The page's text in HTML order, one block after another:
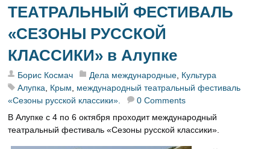
ТЕАТРАЛЬНЫЙ ФЕСТИВАЛЬ
«СЕЗОНЫ РУССКОЙ
КЛАССИКИ» в Алупке
Борис Космач Дела международные Культура
Алупка
Крым
международный театральный фестиваль
«Сезоны русской классики».
0 Comments
В Алупке с 4 по 6 октября проходит международный
театральный фестиваль «Сезоны русской классики».